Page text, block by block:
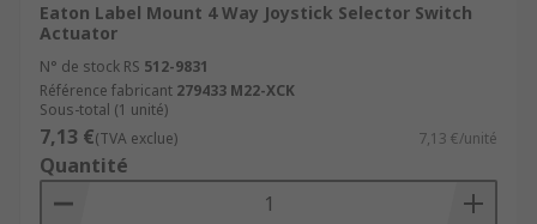
Eaton Label Mount 4 Way Joystick Selector Switch
Actuator
N° de stock RS 512-9831
Référence fabricant 279433 M22-XCK
Sous-total (1 unité)
7,13 €(TVA exclue) 7,13 €/unité
Quantité